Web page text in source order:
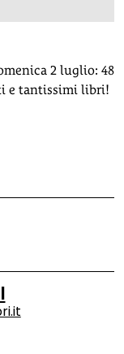
2 luglio: 48
e tantissimi libri!